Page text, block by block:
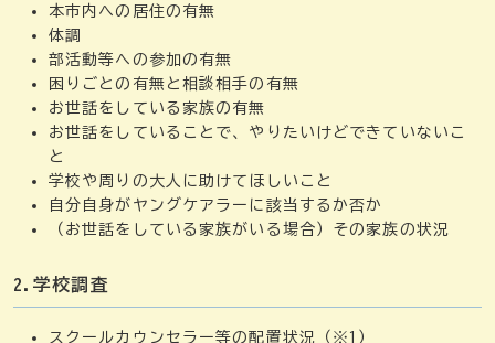
本市内への居住の有無
体調
部活動等への参加の有無
困りごとの有無と相談相手の有無
お世話をしている家族の有無
お世話をしていることで、やりたいけどできていないこ
と
学校や周りの大人に助けてほしいこと
自分自身がヤングケアラーに該当するか否か
（お世話をしている家族がいる場合）その家族の状況
2.学校調査
スクールカウンセラー等の配置状況（※1）